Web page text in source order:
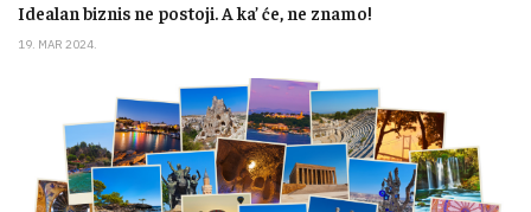
Idealan biznis ne postoji. A ka’ će, ne znamo!
19. MAR 2024.